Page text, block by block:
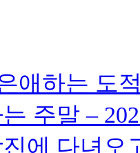
애하는 도
주말 –
에 다녀오